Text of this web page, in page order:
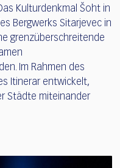
Kulturdenkmal Šoht in
Bergwerks Sitarjevec in
grenzüberschreitende
Im Rahmen des
Itinerar entwickelt,
Städte miteinander